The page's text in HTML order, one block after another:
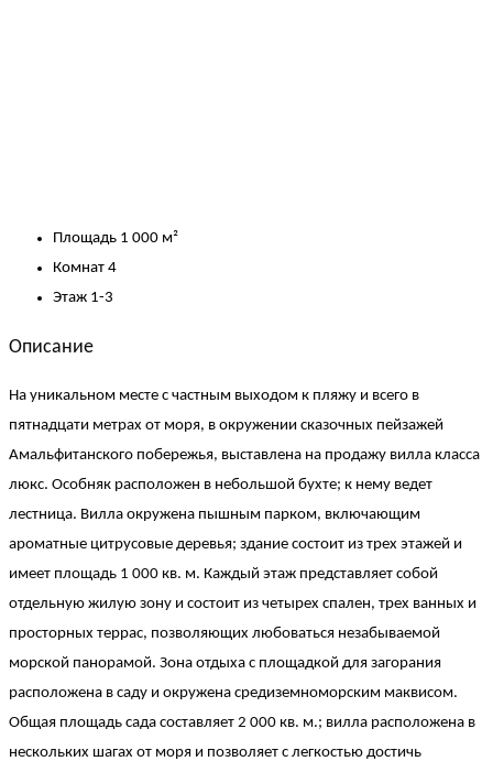
Площадь 1 000 м²
Комнат 4
Этаж 1-3
Описание
На уникальном месте с частным выходом к пляжу и всего в
пятнадцати метрах от моря, в окружении сказочных пейзажей
Амальфитанского побережья, выставлена на продажу вилла класса
люкс. Особняк расположен в небольшой бухте; к нему ведет
лестница. Вилла окружена пышным парком, включающим
ароматные цитрусовые деревья; здание состоит из трех этажей и
имеет площадь 1 000 кв. м. Каждый этаж представляет собой
отдельную жилую зону и состоит из четырех спален, трех ванных и
просторных террас, позволяющих любоваться незабываемой
морской панорамой. Зона отдыха с площадкой для загорания
расположена в саду и окружена средиземноморским маквисом.
Общая площадь сада составляет 2 000 кв. м.; вилла расположена в
нескольких шагах от моря и позволяет с легкостью достичь